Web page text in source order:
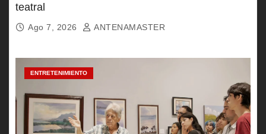
teatral
Ago 7, 2026 ANTENAMASTER
ENTRETENIMIENTO